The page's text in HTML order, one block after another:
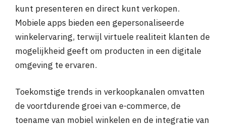
kunt presenteren en direct kunt verkopen.
Mobiele apps bieden een gepersonaliseerde
winkelervaring, terwijl virtuele realiteit klanten de
mogelijkheid geeft om producten in een digitale
omgeving te ervaren.
Toekomstige trends in verkoopkanalen omvatten
de voortdurende groei van e-commerce, de
toename van mobiel winkelen en de integratie van